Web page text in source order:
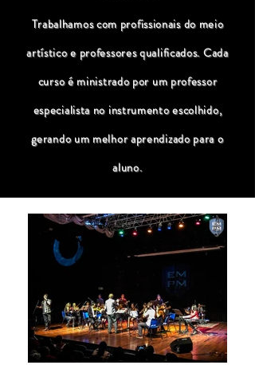
Trabalhamos com profissionais do meio
artístico e professores qualificados. Cada
curso é ministrado por um professor
especialista no instrumento escolhido,
gerando um melhor aprendizado para o
aluno.